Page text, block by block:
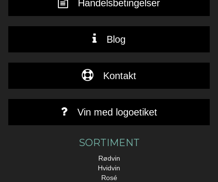
Handelsbetingelser
Blog
Kontakt
Vin med logoetiket
SORTIMENT
Rødvin
Hvidvin
Rosé